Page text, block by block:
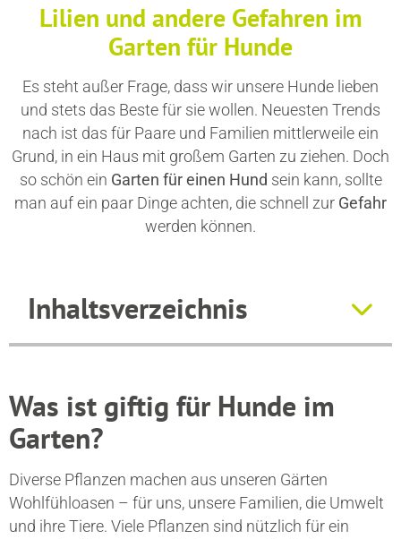
Lilien und andere Gefahren im
Garten für Hunde
Es steht außer Frage, dass wir unsere Hunde lieben
und stets das Beste für sie wollen. Neuesten Trends
nach ist das für Paare und Familien mittlerweile ein
Grund, in ein Haus mit großem Garten zu ziehen. Doch
so schön ein Garten für einen Hund sein kann, sollte
man auf ein paar Dinge achten, die schnell zur Gefahr
werden können.
Inhaltsverzeichnis
Was ist giftig für Hunde im
Garten?
Diverse Pflanzen machen aus unseren Gärten
Wohlfühloasen – für uns, unsere Familien, die Umwelt
und ihre Tiere. Viele Pflanzen sind nützlich für ein